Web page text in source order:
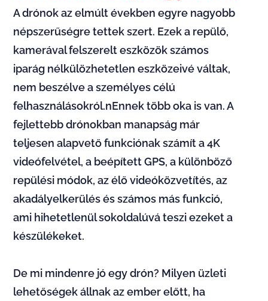
A drónok az elmúlt években egyre nagyobb
népszerűségre tettek szert. Ezek a repülő,
kamerával felszerelt eszközök számos
iparág nélkülözhetetlen eszközeivé váltak,
nem beszélve a személyes célú
felhasználásokról.nEnnek több oka is van. A
fejlettebb drónokban manapság már
teljesen alapvető funkciónak számít a 4K
videófelvétel, a beépített GPS, a különböző
repülési módok, az élő videóközvetítés, az
akadályelkerülés és számos más funkció,
ami hihetetlenül sokoldalúvá teszi ezeket a
készülékeket.
De mi mindenre jó egy drón? Milyen üzleti
lehetőségek állnak az ember előtt, ha